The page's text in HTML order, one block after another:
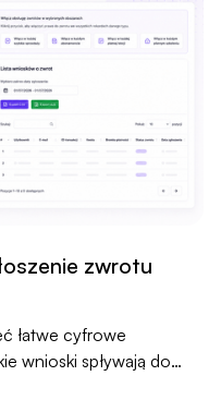
zwrotu
łatwe cyfrowe
wnioski spływają do